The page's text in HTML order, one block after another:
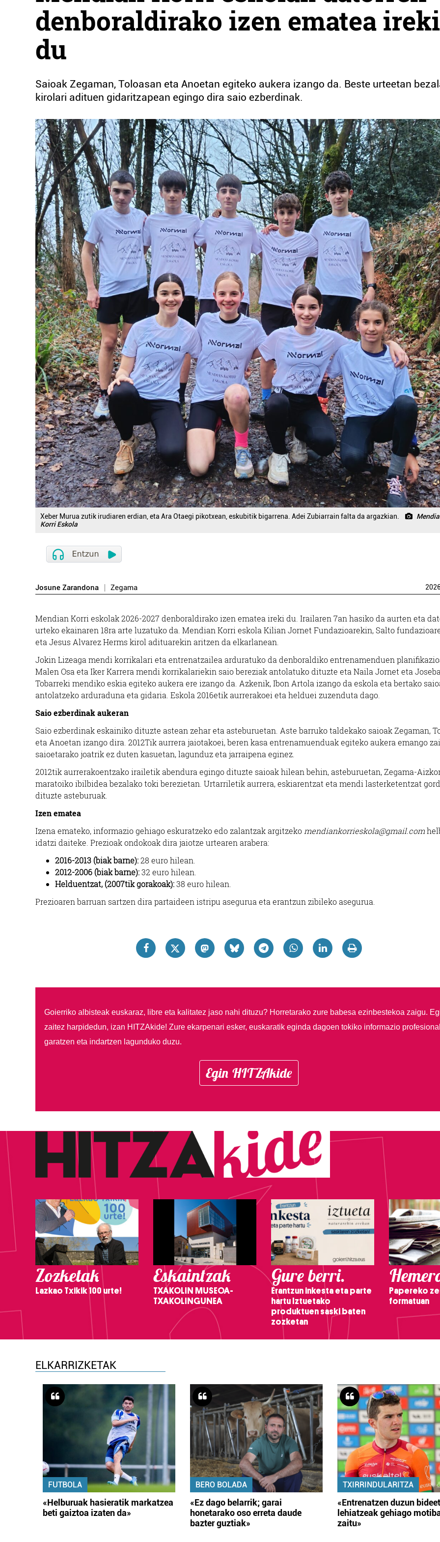
denboraldirako izen ematea ireki
du
Saioak Zegaman, Toloasan eta Anoetan egiteko aukera izango da. Beste urteetan
kirolari adituen gidaritzapean egingo dira saio ezberdinak.
Xeber Murua zutik irudiaren erdian, eta Ara Otaegi pikotxean, eskubitik bigarrena. Adei Zubiarrain falta da argazkian.
Korri Eskola
Josune Zarandona Zegama
Mendian Korri eskolak 2026-2027 denboraldirako izen ematea ireki du. Irailaren 7an hasiko da aurten eta
urteko ekainaren 18ra arte luzatuko da. Mendian Korri eskola Kilian Jornet Fundazioarekin, Salto
eta Jesus Alvarez Herms kirol adituarekin aritzen da elkarlanean.
Jokin Lizeaga mendi korrikalari eta entrenatzailea arduratuko da denboraldiko entrenamenduen
Malen Osa eta Iker Karrera mendi korrikalariekin saio bereziak antolatuko dituzte eta Naila Jornet eta Joseba
Tobarreki mendiko eskia egiteko aukera ere izango da. Azkenik, Ibon Artola izango da eskola eta bertako
antolatzeko arduraduna eta gidaria. Eskola 2016etik aurrerakoei eta helduei zuzenduta dago.
Saio ezberdinak aukeran
Saio ezberdinak eskainiko dituzte astean zehar eta asteburuetan. Aste barruko taldekako saioak Zegaman,
eta Anoetan izango dira. 2012Tik aurrera jaiotakoei, beren kasa entrenamuenduak egiteko aukera emango
saioetarako joatrik ez duten kasuetan, lagunduz eta jarraipena eginez.
2012tik aurrerakoentzako irailetik abendura egingo dituzte saioak hilean behin, asteburuetan, Zegama-
maratoiko ibilbidea bezalako toki berezietan. Urtarriletik aurrera, eskiarentzat eta mendi lasterketentzat
dituzte asteburuak.
Izen ematea
Izena emateko, informazio gehiago eskuratzeko edo zalantzak argitzeko mendiankorrieskola@gmail.com
idatzi daiteke. Prezioak ondokoak dira jaiotze urtearen arabera:
2016-2013 (biak barne):28 euro hilean.
2012-2006 (biak barne):32 euro hilean.
Helduentzat, (2007tik gorakoak):38 euro hilean.
Prezioaren barruan sartzen dira partaideen istripu asegurua eta erantzun zibileko asegurua.
Goierriko albisteak euskaraz, libre eta kalitatez jaso nahi dituzu? Horretarako zure babesa ezinbestekoa zaigu.
zaitez harpidedun, izan HITZAkide! Zure ekarpenari esker, euskaratik eginda dagoen tokiko informazio
garatzen eta indartzen lagunduko duzu.
Egin HITZAkide
Zozketak
Lazkao Txikik 100 urte!
Eskaintzak
TXAKOLIN MUSEOA-
TXAKOLINGUNEA
Gure berri.
Erantzun inkesta eta parte
hartu Iztuetako
produktuen saski baten
zozketan
Papereko
formatuan
ELKARRIZKETAK
FUTBOLA
«Helburuak hasieratik markatzea
beti gaiztoa izaten da»
BERO BOLADA
«Ez dago belarrik; garai
honetarako oso erreta daude
bazter guztiak»
TXIRRINDULARITZA
«Entrenatzen duzun
lehiatzeak gehiago
zaitu»